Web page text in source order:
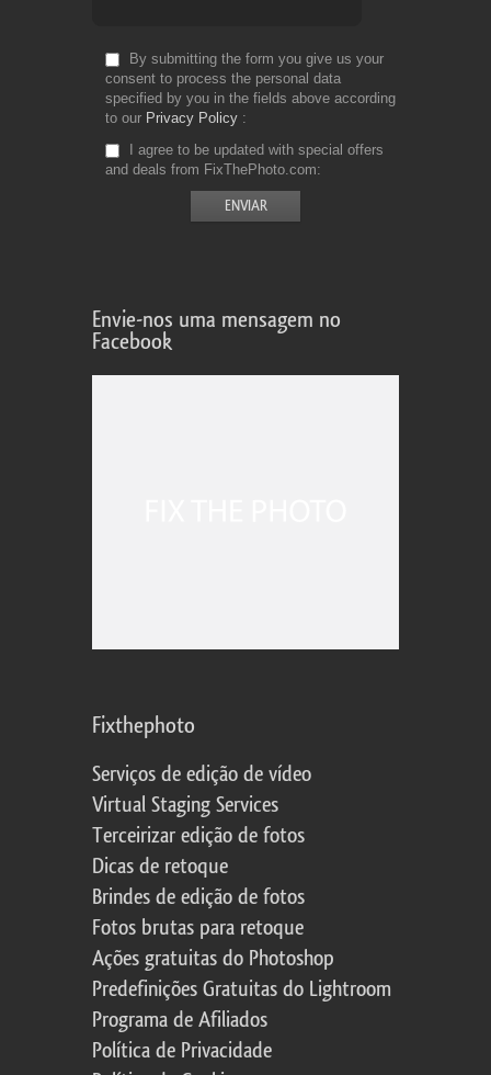
By submitting the form you give us your
consent to process the personal data
specified by you in the fields above according
to our Privacy Policy
I agree to be updated with special offers
and deals from FixThePhoto.com
Envie-nos uma mensagem no
Facebook
Fixthephoto
Serviços de edição de vídeo
Virtual Staging Services
Terceirizar edição de fotos
Dicas de retoque
Brindes de edição de fotos
Fotos brutas para retoque
Ações gratuitas do Photoshop
Predefinições Gratuitas do Lightroom
Programa de Afiliados
Política de Privacidade